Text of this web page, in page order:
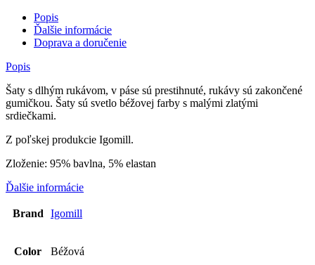
Popis
Ďalšie informácie
Doprava a doručenie
Popis
Šaty s dlhým rukávom, v páse sú prestihnuté, rukávy sú zakončené
gumičkou. Šaty sú svetlo béžovej farby s malými zlatými
srdiečkami.
Z poľskej produkcie Igomill.
Zloženie: 95% bavlna, 5% elastan
Ďalšie informácie
Brand Igomill
Color Béžová